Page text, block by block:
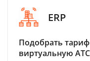
ERP
Подобрать
виртуальную АТС